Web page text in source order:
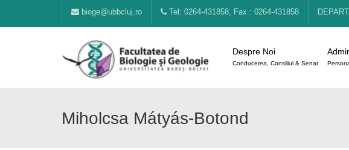
bioge@ubbcluj.ro Tel: 0264-431858, Fax.: 0264-431858
Despre Noi
Conducerea, Consiliul & Senat
Miholcsa Mátyás-Botond